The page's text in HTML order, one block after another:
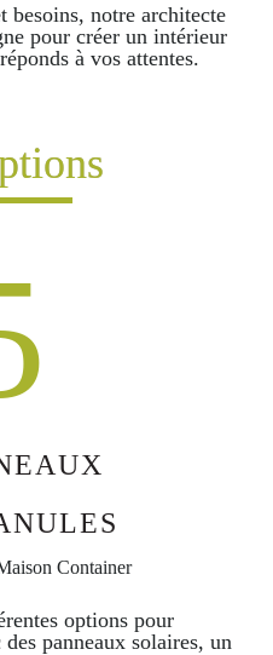
besoins, notre architecte
pour créer un intérieur
à vos attentes.
options pour
panneaux solaires, un